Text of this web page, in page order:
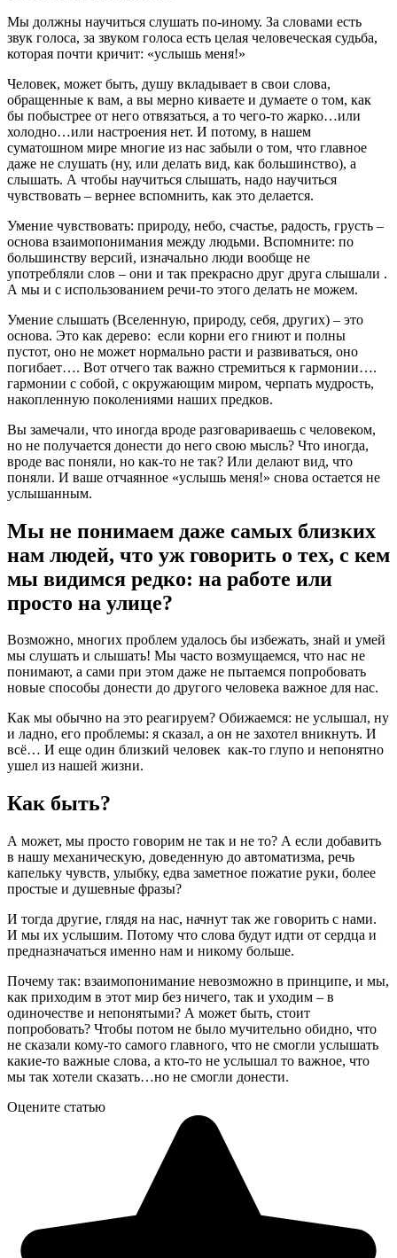
Мы должны научиться слушать по-иному. За словами есть
звук голоса, за звуком голоса есть целая человеческая судьба,
которая почти кричит: «услышь меня!»
Человек, может быть, душу вкладывает в свои слова,
обращенные к вам, а вы мерно киваете и думаете о том, как
бы побыстрее от него отвязаться, а то чего-то жарко…или
холодно…или настроения нет. И потому, в нашем
суматошном мире многие из нас забыли о том, что главное
даже не слушать (ну, или делать вид, как большинство), а
слышать. А чтобы научиться слышать, надо научиться
чувствовать – вернее вспомнить, как это делается.
Умение чувствовать: природу, небо, счастье, радость, грусть –
основа взаимопонимания между людьми. Вспомните: по
большинству версий, изначально люди вообще не
употребляли слов – они и так прекрасно друг друга слышали .
А мы и с использованием речи-то этого делать не можем.
Умение слышать (Вселенную, природу, себя, других) – это
основа. Это как дерево: если корни его гниют и полны
пустот, оно не может нормально расти и развиваться, оно
погибает…. Вот отчего так важно стремиться к гармонии….
гармонии с собой, с окружающим миром, черпать мудрость,
накопленную поколениями наших предков.
Вы замечали, что иногда вроде разговариваешь с человеком,
но не получается донести до него свою мысль? Что иногда,
вроде вас поняли, но как-то не так? Или делают вид, что
поняли. И ваше отчаянное «услышь меня!» снова остается не
услышанным.
Мы не понимаем даже самых близких
нам людей, что уж говорить о тех, с кем
мы видимся редко: на работе или
просто на улице?
Возможно, многих проблем удалось бы избежать, знай и умей
мы слушать и слышать! Мы часто возмущаемся, что нас не
понимают, а сами при этом даже не пытаемся попробовать
новые способы донести до другого человека важное для нас.
Как мы обычно на это реагируем? Обижаемся: не услышал, ну
и ладно, его проблемы: я сказал, а он не захотел вникнуть. И
всё… И еще один близкий человек как-то глупо и непонятно
ушел из нашей жизни.
Как быть?
А может, мы просто говорим не так и не то? А если добавить
в нашу механическую, доведенную до автоматизма, речь
капельку чувств, улыбку, едва заметное пожатие руки, более
простые и душевные фразы?
И тогда другие, глядя на нас, начнут так же говорить с нами.
И мы их услышим. Потому что слова будут идти от сердца и
предназначаться именно нам и никому больше.
Почему так: взаимопонимание невозможно в принципе, и мы,
как приходим в этот мир без ничего, так и уходим – в
одиночестве и непонятыми? А может быть, стоит
попробовать? Чтобы потом не было мучительно обидно, что
не сказали кому-то самого главного, что не смогли услышать
какие-то важные слова, а кто-то не услышал то важное, что
мы так хотели сказать…но не смогли донести.
Оцените статью